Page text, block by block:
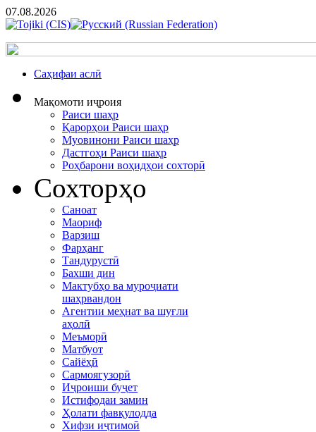
07.08.2026
Cаҳифаи аслӣ
Мақомоти иҷроия
Раиси шаҳр
Қарорҳои Раиси шаҳр
Муовинони Раиси шаҳр
Дастгоҳи Раиси шаҳр
Роҳбарони воҳидҳои сохторӣ
Сохторҳо
Саноат
Маориф
Варзиш
Фарҳанг
Тандурустӣ
Бахши дин
Мактубҳо ва муроҷиати
шаҳрвандон
Агентии меҳнат ва шуғли
аҳолӣ
Меъморӣ
Матбуот
Сайёҳӣ
Сармоягузорӣ
Иҷроиши буҷет
Истифодаи замин
Ҳолати фавқулодда
Хифзи иҷтимоӣ